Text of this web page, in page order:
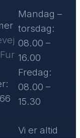
Mandag –
torsdag:
08.00 –
16.00
Fredag:
08.00 –
15.30
Vi er altid